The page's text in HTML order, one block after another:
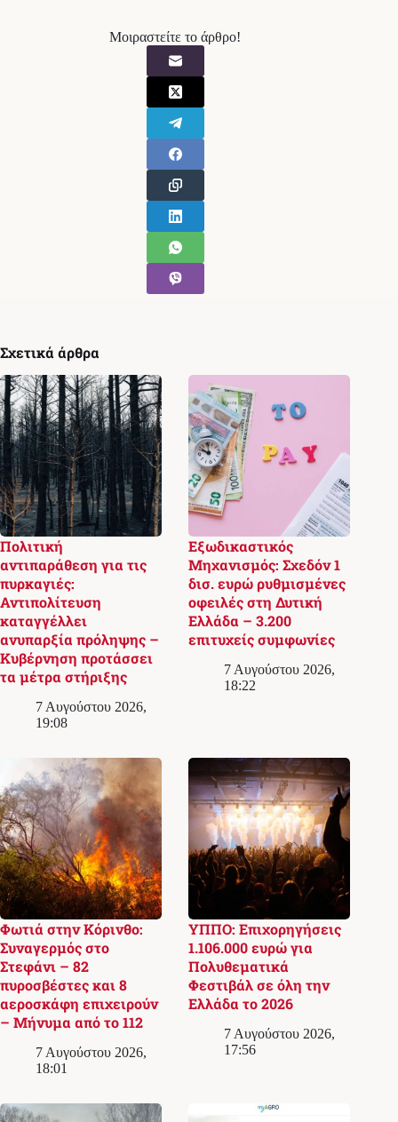
Μοιραστείτε το άρθρο!
Σχετικά άρθρα
Πολιτική
αντιπαράθεση για τις
πυρκαγιές:
Αντιπολίτευση
καταγγέλλει
ανυπαρξία πρόληψης –
Κυβέρνηση προτάσσει
τα μέτρα στήριξης
7 Αυγούστου 2026,
19:08
Εξωδικαστικός
Μηχανισμός: Σχεδόν 1
δισ. ευρώ ρυθμισμένες
οφειλές στη Δυτική
Ελλάδα – 3.200
επιτυχείς συμφωνίες
7 Αυγούστου 2026,
18:22
Φωτιά στην Κόρινθο:
Συναγερμός στο
Στεφάνι – 82
πυροσβέστες και 8
αεροσκάφη επιχειρούν
– Μήνυμα από το 112
7 Αυγούστου 2026,
18:01
ΥΠΠΟ: Επιχορηγήσεις
1.106.000 ευρώ για
Πολυθεματικά
Φεστιβάλ σε όλη την
Ελλάδα το 2026
7 Αυγούστου 2026,
17:56